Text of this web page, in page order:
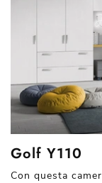
Golf Y110
Con questa